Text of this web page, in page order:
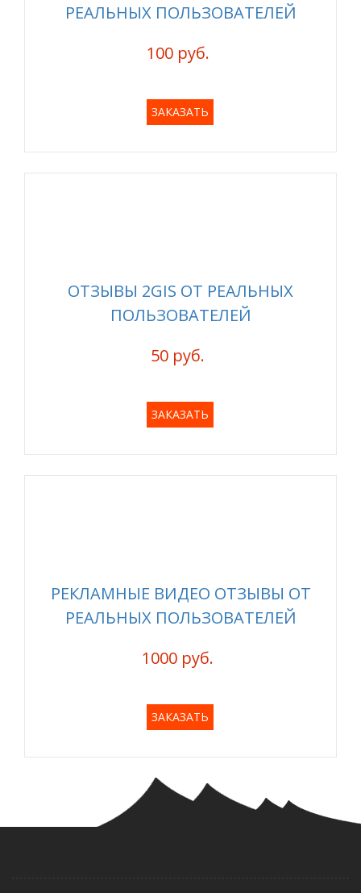
РЕАЛЬНЫХ ПОЛЬЗОВАТЕЛЕЙ
100 руб.
ЗАКАЗАТЬ
ОТЗЫВЫ 2GIS ОТ РЕАЛЬНЫХ
ПОЛЬЗОВАТЕЛЕЙ
50 руб.
ЗАКАЗАТЬ
РЕКЛАМНЫЕ ВИДЕО ОТЗЫВЫ ОТ
РЕАЛЬНЫХ ПОЛЬЗОВАТЕЛЕЙ
1000 руб.
ЗАКАЗАТЬ